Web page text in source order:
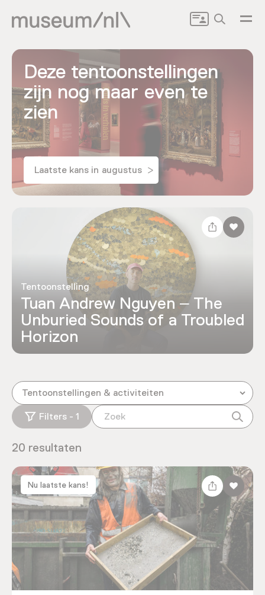
Zoeken
Deze tentoonstellingen
zijn nog maar even te
zien
Laatste kans in augustus
Tuan Andrew Nguyen – The
Unburied Sounds of a Troubled
Horizon
Tentoonstelling
Tentoonstellingen & activiteiten
Filters - 1
20 resultaten
Nu laatste kans!